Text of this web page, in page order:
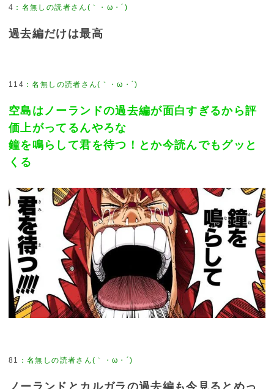
4
過去編だけは最高
114
空島はノーランドの過去編が面白すぎるから評
価上がってるんやろな
鐘を鳴らして君を待つ！とか今読んでもグッと
くる
81